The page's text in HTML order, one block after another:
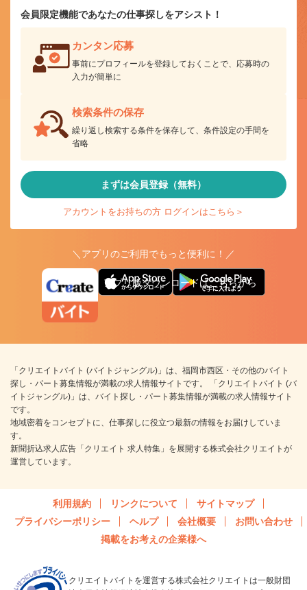
会員限定機能であなたの仕事探しをアシスト！
カンタン応募
事前にプロフィールを登録しておくことで、応募時の
入力が簡単に
検索条件の保存
繰り返し検索する条件を保存して、条件設定の手間を
省略
まずは会員登録（無料）
アカウントをお持ちの方 ログインはこちら＞
＼アプリのご利用でもっと便利に！／
アプリ版ダウンロードはこちらから
「クリエイトバイト (バイトジャングル)」は、福岡市西区・その他のバイト
探し・パート募集情報が満載の求人情報サイトです。 「クリエイトバイト (バ
イトジャングル)」は、バイト探し・パート募集情報が満載の求人情報サイト
です。
地域密着をコンセプトに、仕事探しに役立つ最新の情報をお届けしていま
す。
新聞折込求人広告「クリエイト 求人特集」を展開する株式会社クリエイトが
運営しています。
利用規約 リンクについて
サイトマップ
プライバシーポリシー
ヘルプ 会社概要
お問い合わせ
掲載をお考えの企業様へ
クリエイトバイトを運営する株式会社クリエイトは一般財団